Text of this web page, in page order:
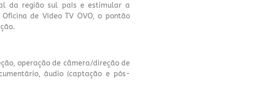
da região sul país e estimular a
de Vídeo TV OVO, o pontão
operação de câmera/direção de
áudio (captação e pós-